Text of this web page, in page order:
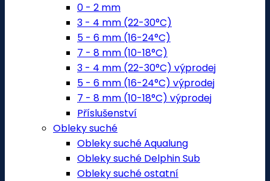
0 - 2 mm
3 - 4 mm (22-30°C)
5 - 6 mm (16-24°C)
7 - 8 mm (10-18°C)
3 - 4 mm (22-30°C) výprodej
5 - 6 mm (16-24°C) výprodej
7 - 8 mm (10-18°C) výprodej
Příslušenství
Obleky suché
Obleky suché Aqualung
Obleky suché Delphin Sub
Obleky suché ostatní